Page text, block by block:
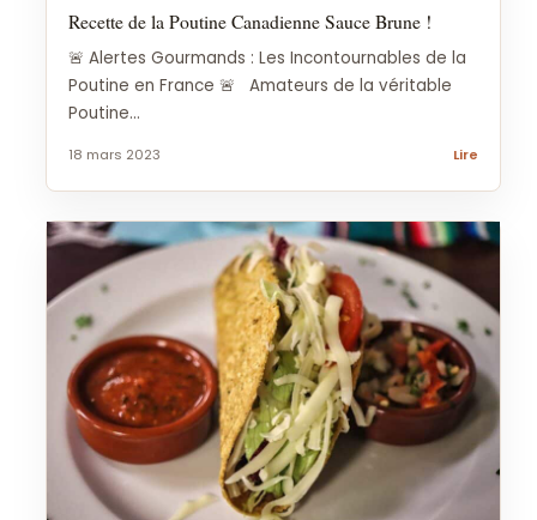
Recette de la Poutine Canadienne Sauce Brune !
🚨 Alertes Gourmands : Les Incontournables de la
Poutine en France 🚨 Amateurs de la véritable
Poutine...
18 mars 2023 Lire